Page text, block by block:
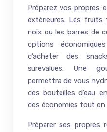
Préparez vos propres
extérieures. Les
noix ou les barres de
options
d’acheter des
surévalués. Une
permettra de vous
des bouteilles d’eau
des économies tout
Préparer ses propres